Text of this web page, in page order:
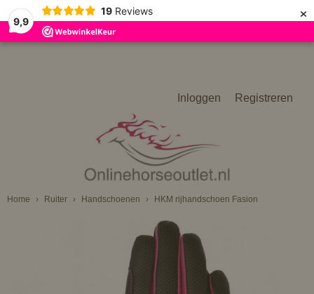
9,9
19 Reviews ×
Inloggen Registreren
Home › Ruiter › Handschoenen › HKM rijhandschoen Fasion